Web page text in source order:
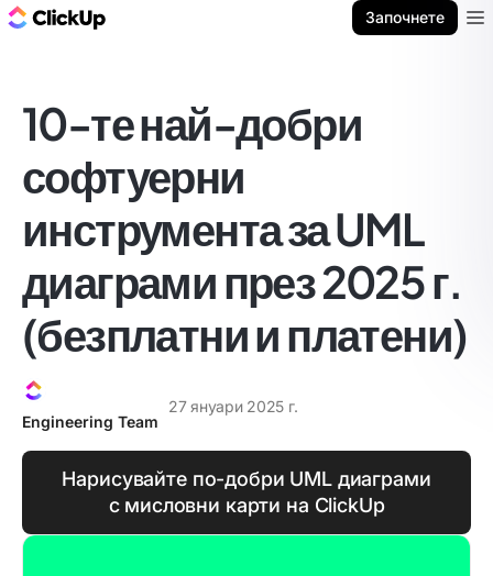
Започнете
10-те най-добри
софтуерни
инструмента за UML
диаграми през 2025 г.
(безплатни и платени)
Engineering Team
27 януари 2025 г.
Нарисувайте по-добри UML диаграми
с мисловни карти на ClickUp